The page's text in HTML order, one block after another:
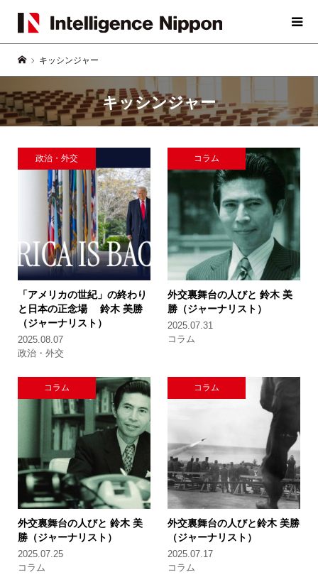
キッシンジャー
キッシンジャー
政治・外交
「アメリカの世紀」の終わり
と日本の正念場
鈴木 美勝
（ジャーナリスト）
2025.08.07
政治・外交
コラム
外交裏舞台の人びと 鈴木 美
勝（ジャーナリスト）
2025.07.31
コラム
コラム
外交裏舞台の人びと 鈴木 美
勝（ジャーナリスト）
2025.07.25
コラム
コラム
外交裏舞台の人びと鈴木 美勝
（ジャーナリスト）
2025.07.17
コラム